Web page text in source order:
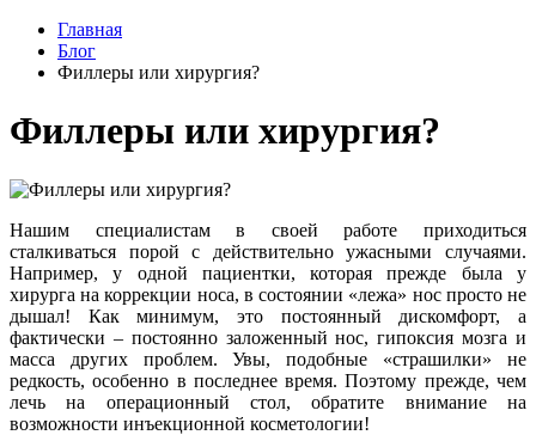
Главная
Блог
Филлеры или хирургия?
Филлеры или хирургия?
Нашим специалистам в своей работе приходиться
сталкиваться порой с действительно ужасными случаями.
Например, у одной пациентки, которая прежде была у
хирурга на коррекции носа, в состоянии «лежа» нос просто не
дышал! Как минимум, это постоянный дискомфорт, а
фактически – постоянно заложенный нос, гипоксия мозга и
масса других проблем. Увы, подобные «страшилки» не
редкость, особенно в последнее время. Поэтому прежде, чем
лечь на операционный стол, обратите внимание на
возможности инъекционной косметологии!